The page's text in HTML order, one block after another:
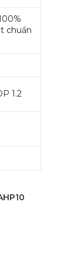
chuẩn
1.2